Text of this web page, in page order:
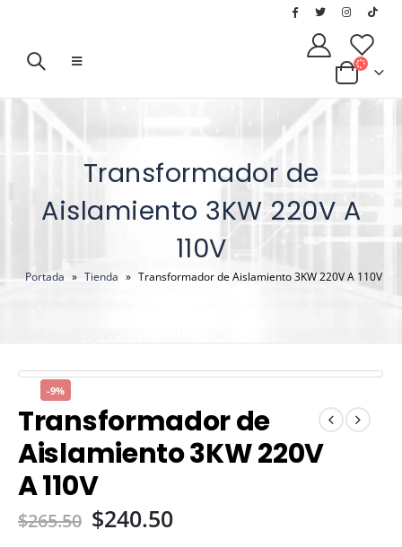
Transformador de
Aislamiento 3KW 220V A
110V
Portada » Tienda » Transformador de Aislamiento 3KW 220V A 110V
-9%
Transformador de
Aislamiento 3KW 220V
A 110V
$265.50 $240.50